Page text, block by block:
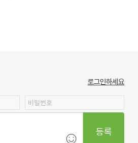
로그인하세요
등록